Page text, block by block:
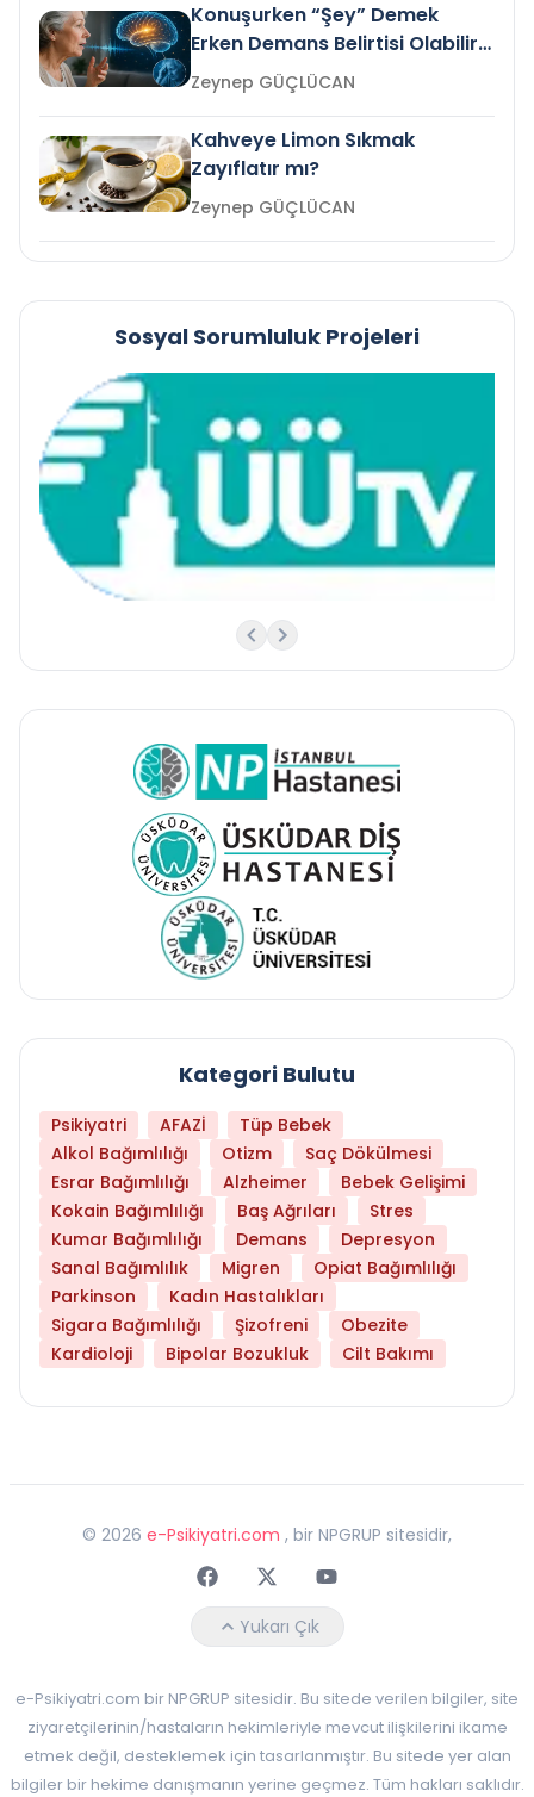
Konuşurken “Şey” Demek
Erken Demans Belirtisi Olabilir
mi?
Zeynep GÜÇLÜCAN
Kahveye Limon Sıkmak
Zayıflatır mı?
Zeynep GÜÇLÜCAN
Sosyal Sorumluluk Projeleri
Kategori Bulutu
Psikiyatri AFAZİ
Tüp Bebek
Alkol Bağımlılığı
Otizm
Saç Dökülmesi
Esrar Bağımlılığı
Alzheimer
Bebek Gelişimi
Kokain Bağımlılığı
Baş Ağrıları
Stres
Kumar Bağımlılığı
Demans
Depresyon
Sanal Bağımlılık
Migren
Opiat Bağımlılığı
Parkinson
Kadın Hastalıkları
Sigara Bağımlılığı
Şizofreni
Obezite
Kardioloji
Bipolar Bozukluk Cilt Bakımı
© 2026 e-Psikiyatri.com , bir NPGRUP sitesidir,
FaceebokTwitterYoutube
Yukarı Çık
e-Psikiyatri.com bir NPGRUP sitesidir. Bu sitede verilen bilgiler, site
ziyaretçilerinin/hastaların hekimleriyle mevcut ilişkilerini ikame
etmek değil, desteklemek için tasarlanmıştır. Bu sitede yer alan
bilgiler bir hekime danışmanın yerine geçmez. Tüm hakları saklıdır.